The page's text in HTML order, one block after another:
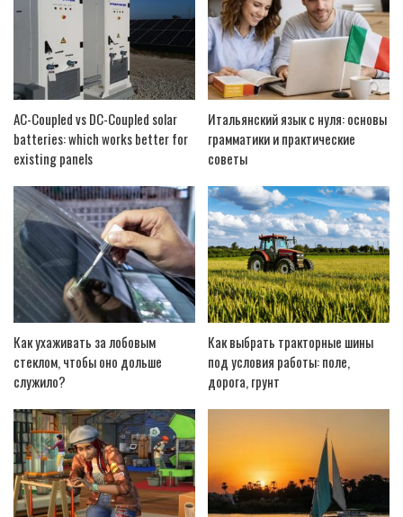
AC-Coupled vs DC-Coupled solar
batteries: which works better for
existing panels
Итальянский язык с нуля: основы
грамматики и практические
советы
Как ухаживать за лобовым
стеклом, чтобы оно дольше
служило?
Как выбрать тракторные шины
под условия работы: поле,
дорога, грунт